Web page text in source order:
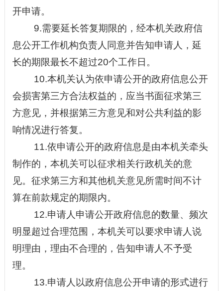
开申请。
9.需要延长答复期限的，经本机关政府信
息公开工作机构负责人同意并告知申请人，延
长的期限最长不超过20个工作日。
10.本机关认为依申请公开的政府信息公开
会损害第三方合法权益的，应当书面征求第三
方意见，并根据第三方意见和对公共利益的影
响情况进行答复。
11.依申请公开的政府信息是由本机关牵头
制作的，本机关可以征求相关行政机关的意
见。征求第三方和其他机关意见所需时间不计
算在前款规定的期限内。
12.申请人申请公开政府信息的数量、频次
明显超过合理范围，本机关可以要求申请人说
明理由，理由不合理的，告知申请人不予受
理。
13.申请人以政府信息公开申请的形式进行